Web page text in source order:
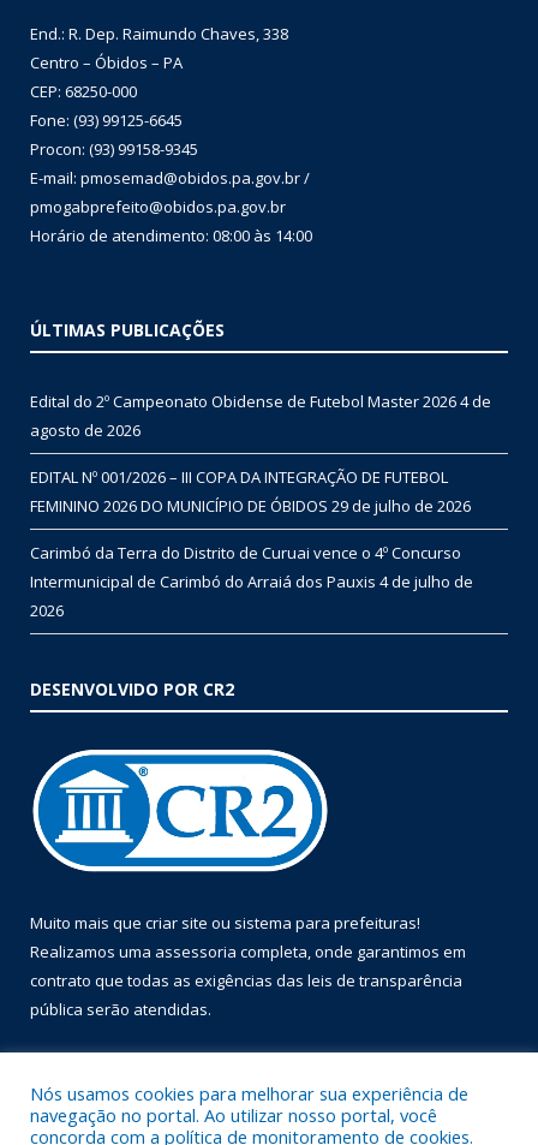
End.: R. Dep. Raimundo Chaves, 338
Centro – Óbidos – PA
CEP: 68250-000
Fone: (93) 99125-6645
Procon: (93) 99158-9345
E-mail: pmosemad@obidos.pa.gov.br /
pmogabprefeito@obidos.pa.gov.br
Horário de atendimento: 08:00 às 14:00
ÚLTIMAS PUBLICAÇÕES
Edital do 2º Campeonato Obidense de Futebol Master 20264 de
agosto de 2026
EDITAL Nº 001/2026 – III COPA DA INTEGRAÇÃO DE FUTEBOL
FEMININO 2026 DO MUNICÍPIO DE ÓBIDOS 29 de julho de 2026
Carimbó da Terra do Distrito de Curuai vence o 4º Concurso
Intermunicipal de Carimbó do Arraiá dos Pauxis 4 de julho de
2026
DESENVOLVIDO POR CR2
Muito mais que criar site ou sistema para prefeituras!
Realizamos uma assessoria completa, onde garantimos em
contrato que todas as exigências das leis de transparência
pública serão atendidas.
Nós usamos cookies para melhorar sua experiência de
navegação no portal. Ao utilizar nosso portal, você
concorda com a política de monitoramento de cookies.